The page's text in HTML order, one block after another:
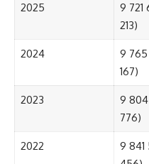
2025
9 721
213)
2024
9
167)
2023
9
776)
2022
9 841